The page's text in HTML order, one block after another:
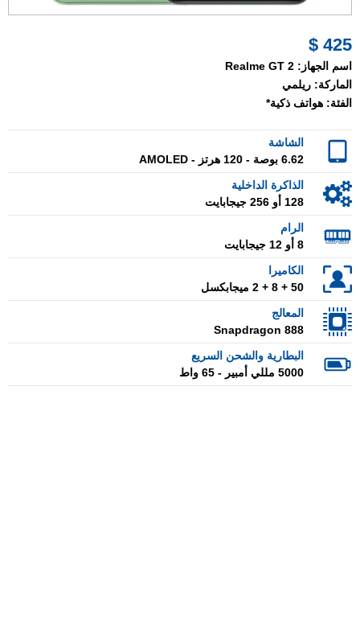
425 $
اسم الجهاز: Realme GT 2
الماركة: ريلمي
الفئة: هواتف ذكية*
الشاشة
6.62 بوصة - 120 هرتز - AMOLED
الذاكرة الداخلية
128 أو 256 جيجابايت
الرام
8 أو 12 جيجابايت
الكاميرا
50 + 8 + 2 ميجابكسل
المعالج
Snapdragon 888
البطارية والشحن السريع
5000 مللي أمبير - 65 واط